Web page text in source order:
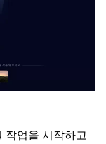
작업을 시작하고